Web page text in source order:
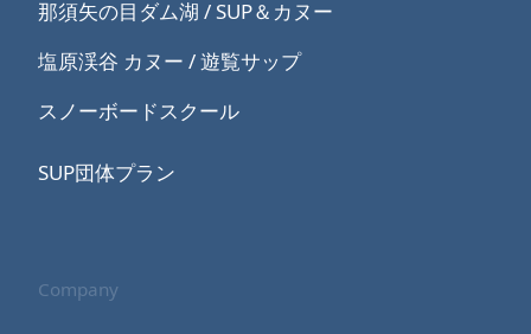
那須矢の目ダム湖 / SUP＆カヌー
塩原渓谷 カヌー / 遊覧サップ
スノーボードスクール
SUP団体プラン
Company